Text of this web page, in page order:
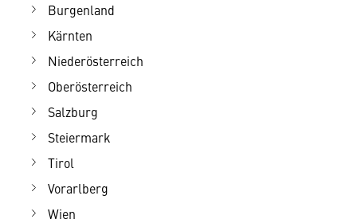
Burgenland
Kärnten
Niederösterreich
Oberösterreich
Salzburg
Steiermark
Tirol
Vorarlberg
Wien